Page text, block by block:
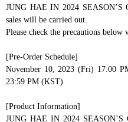
JUNG HAE IN 2024 SEASON’S
sales will be carried out.
Please check the precautions below
[Pre-Order Schedule]
November 10, 2023 (Fri) 17:00
23:59 PM (KST)
[Product Information]
JUNG HAE IN 2024